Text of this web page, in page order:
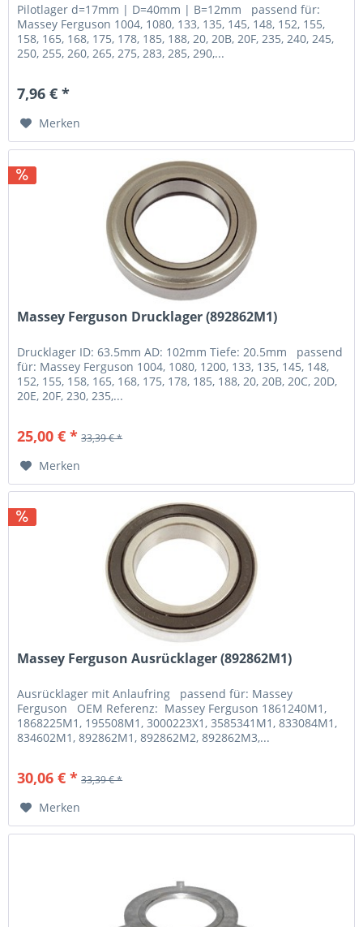
Pilotlager d=17mm | D=40mm | B=12mm passend für:
Massey Ferguson 1004, 1080, 133, 135, 145, 148, 152, 155,
158, 165, 168, 175, 178, 185, 188, 20, 20B, 20F, 235, 240, 245,
250, 255, 260, 265, 275, 283, 285, 290,...
7,96 € *
Merken
Massey Ferguson Drucklager (892862M1)
Drucklager ID: 63.5mm AD: 102mm Tiefe: 20.5mm passend
für: Massey Ferguson 1004, 1080, 1200, 133, 135, 145, 148,
152, 155, 158, 165, 168, 175, 178, 185, 188, 20, 20B, 20C, 20D,
20E, 20F, 230, 235,...
25,00 € * 33,39 € *
Merken
Massey Ferguson Ausrücklager (892862M1)
Ausrücklager mit Anlaufring passend für: Massey
Ferguson OEM Referenz: Massey Ferguson 1861240M1,
1868225M1, 195508M1, 3000223X1, 3585341M1, 833084M1,
834602M1, 892862M1, 892862M2, 892862M3,...
30,06 € * 33,39 € *
Merken